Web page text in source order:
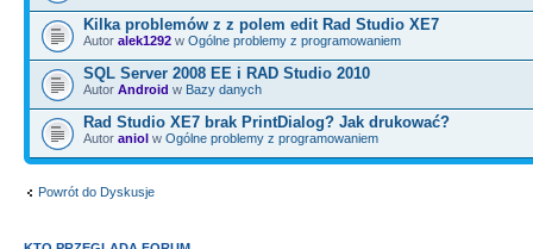
Kilka problemów z z polem edit Rad Studio XE7
Autor alek1292 w Ogólne problemy z programowaniem
SQL Server 2008 EE i RAD Studio 2010
Autor Android w Bazy danych
Rad Studio XE7 brak PrintDialog? Jak drukować?
Autor aniol w Ogólne problemy z programowaniem
Powrót do Dyskusje